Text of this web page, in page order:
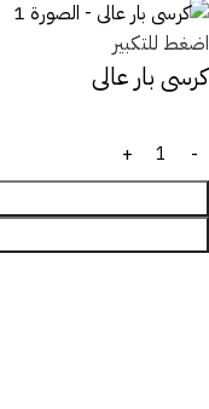
اضغط للتكبير
كرسى بار عالى